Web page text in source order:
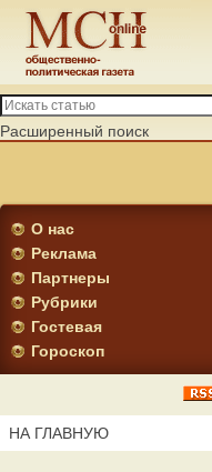
Расширенный поиск
О нас
Реклама
Партнеры
Рубрики
Гостевая
Гороскоп
НА ГЛАВНУЮ